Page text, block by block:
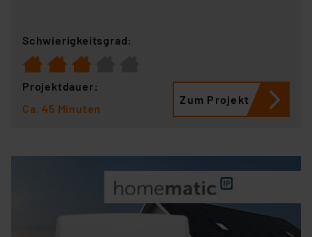
Schwierigkeitsgrad:
Projektdauer:
Ca. 45 Minuten
Zum Projekt